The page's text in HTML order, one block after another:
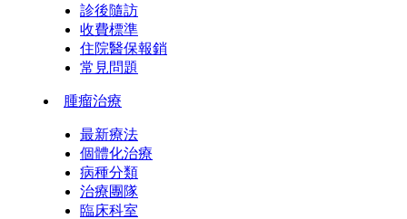
診後隨訪
收費標準
住院醫保報銷
常見問題
腫瘤治療
最新療法
個體化治療
病種分類
治療團隊
臨床科室